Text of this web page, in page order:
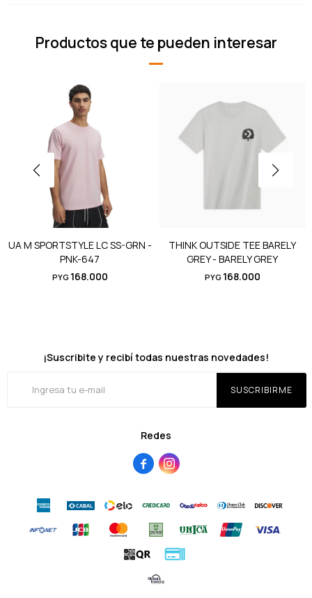
Productos que te pueden interesar
UA M SPORTSTYLE LC SS-GRN -
PNK-647
PYG 168.000
THINK OUTSIDE TEE BARELY
GREY - BARELY GREY
PYG 168.000
Redes
 
¡Suscribite y recibí todas nuestras novedades!
SUSCRIBIRME